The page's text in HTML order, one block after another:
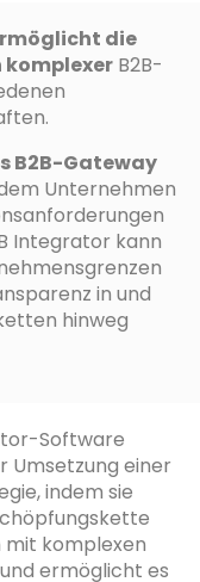
die
B2B-
B2B-Gateway
Unternehmen
Integrator kann
in und
hinweg
Software
Umsetzung einer
indem sie
mit komplexen
ermöglicht es